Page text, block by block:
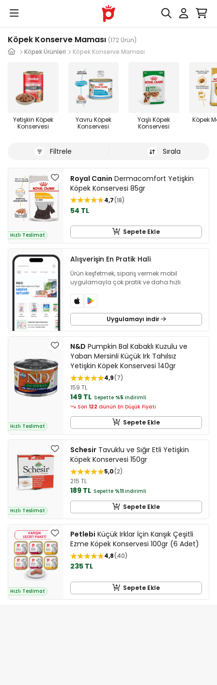
Köpek Konserve Maması (172 Ürün)
Köpek Ürünleri
Köpek Konserve Maması
Yetişkin Köpek
Konservesi
Yavru Köpek
Konservesi
Yaşlı Köpek
Konservesi
Köpek
Filtrele Sırala
Hızlı Teslimat
Royal Canin Dermacomfort Yetişkin
Köpek Konservesi 85gr
4,7 18
54 TL
Sepete Ekle
Alışverişin En Pratik Hali
Ürün keşfetmek, sipariş vermek mobil
uygulamayla çok pratik ve daha hızlı.
Uygulamayı indir
Hızlı Teslimat
N&D Pumpkin Bal Kabaklı Kuzulu ve
Yaban Mersinli Küçük Irk Tahılsız
Yetişkin Köpek Konservesi 140gr
4,9 7
159 TL
149 TL Sepette %5 indirimli
Son 122 Günün En Düşük Fiyatı
Sepete Ekle
Hızlı Teslimat
Schesir Tavuklu ve Sığır Etli Yetişkin
Köpek Konservesi 150gr
5,0 2
215 TL
189 TL Sepette %11 indirimli
Sepete Ekle
Hızlı Teslimat
Petlebi Küçük Irklar İçin Karışık Çeşitli
Ezme Köpek Konservesi 100gr (6 Adet)
4,8 40
235 TL
Sepete Ekle